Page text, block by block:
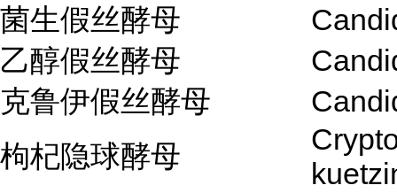
菌生假丝酵母
乙醇假丝酵母
克鲁伊假丝酵母
枸杞隐球酵母